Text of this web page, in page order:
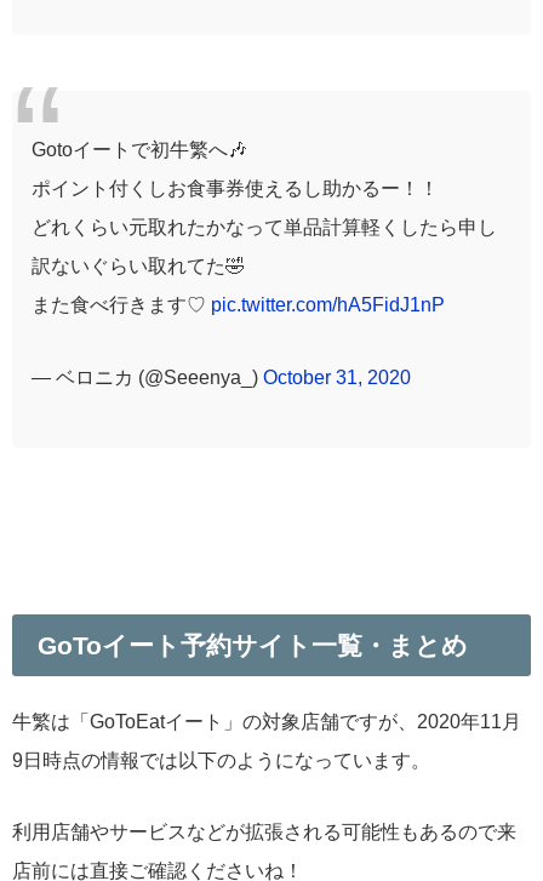
Gotoイートで初牛繁へ🎶
ポイント付くしお食事券使えるし助かるー！！
どれくらい元取れたかなって単品計算軽くしたら申し
訳ないぐらい取れてた🤣
また食べ行きます♡ pic.twitter.com/hA5FidJ1nP
— ベロニカ (@Seeenya_) October 31, 2020
GoToイート予約サイト一覧・まとめ
牛繁は「GoToEatイート」の対象店舗ですが、2020年11月
9日時点の情報では以下のようになっています。
利用店舗やサービスなどが拡張される可能性もあるので来
店前には直接ご確認くださいね！